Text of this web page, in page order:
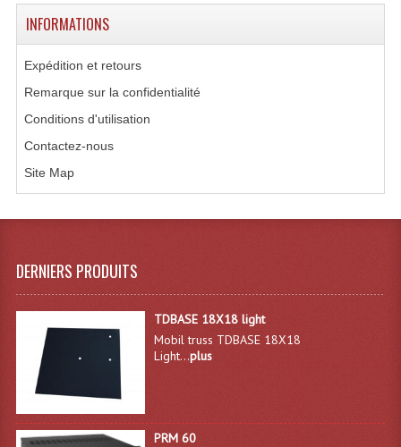
Samplers, Échantillonneurs
Consoles Numériques
Consoles Amplifiées
Boules À Facettes
INFORMATIONS
Expédition et retours
Remarque sur la confidentialité
Conditions d'utilisation
Contactez-nous
Site Map
DERNIERS PRODUITS
TDBASE 18X18 light
Mobil truss TDBASE 18X18
Light...plus
PRM 60